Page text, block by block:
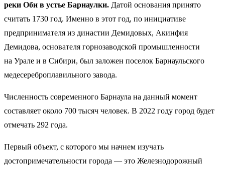
реки Оби в устье Барнаулки. Датой основания принято
считать 1730 год. Именно в этот год, по инициативе
предпринимателя из династии Демидовых, Акинфия
Демидова, основателя горнозаводской промышленности
на Урале и в Сибири, был заложен поселок Барнаульского
медесереброплавильного завода.
Численность современного Барнаула на данный момент
составляет около 700 тысяч человек. В 2022 году город будет
отмечать 292 года.
Первый объект, с которого мы начнем изучать
достопримечательности города — это Железнодорожный